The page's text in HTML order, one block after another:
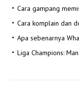
Cara gampang
Cara komplain dan
Apa sebenarnya
Liga Champions: